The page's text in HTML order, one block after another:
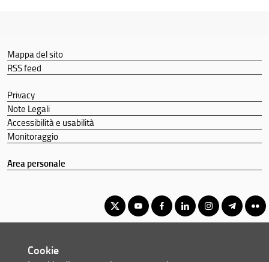
Mappa del sito
RSS feed
Privacy
Note Legali
Accessibilità e usabilità
Monitoraggio
Area personale
Cookie